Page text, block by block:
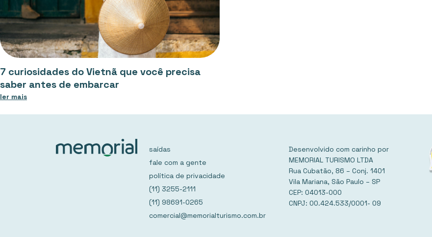
7 curiosidades do Vietnã que você precisa
saber antes de embarcar
ler mais
saídas
fale com a gente
política de privacidade
(11) 3255-2111
(11) 98691-0265
comercial@memorialturismo.com.br
Desenvolvido com carinho por
MEMORIAL TURISMO LTDA
Rua Cubatão, 86 – Conj. 1401
Vila Mariana, São Paulo – SP
CEP: 04013-000
CNPJ: 00.424.533/0001- 09